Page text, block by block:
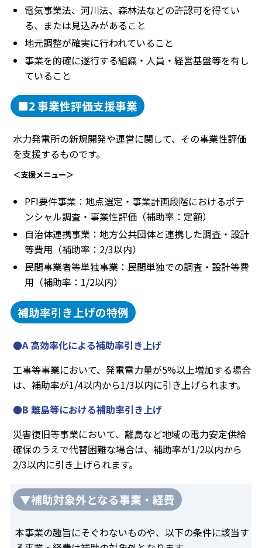
電気事業法、河川法、森林法などの許認可を得てい
る、または見込みがあること
地元調整が確実に行われていること
事業を的確に遂行する組織・人員・経営基盤等を有し
ていること
■2 事業性評価支援事業
水力発電所の新規開発や運営に関して、その事業性評価
を支援するものです。
＜支援メニュー＞
PFI要件事業：地点選定・事業計画段階におけるポテ
ンシャル調査・事業性評価（補助率：定額）
自治体連携事業：地方公共団体と連携した調査・設計
等費用（補助率：2/3以内）
民間事業者等単独事業：民間単独での調査・設計等費
用（補助率：1/2以内）
補助率引き上げの特例
●A 高効率化による補助率引き上げ
工事等事業において、発電電力量が5%以上増加する場合
は、補助率が1/4以内から1/3以内に引き上げられます。
●B 離島等における補助率引き上げ
災害復旧等事業において、離島など地域の電力安定供給
確保のうえで代替困難な場合は、補助率が1/2以内から
2/3以内に引き上げられます。
▼補助対象外となる事業・経費
本事業の趣旨にそぐわないものや、以下の条件に該当す